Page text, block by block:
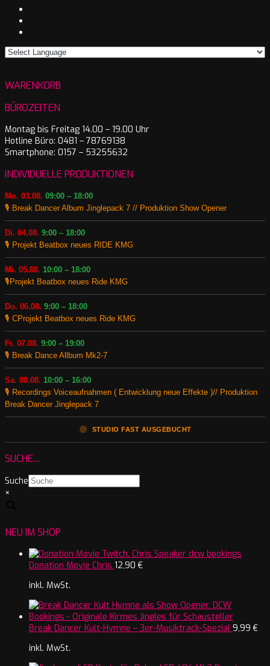
WARENKORB
BÜROZEITEN
Montag bis Freitag 14.00 – 19.00 Uhr
Hotline Büro: 0481 – 78769138
Smartphone: 0157 – 53255632
INDIVIDUELLE PRODUKTIONEN
Mo. 03.08. 09:00 – 18:00
🎙️ Break Dancer Album Jinglepack 7 // Produktion Show Opener
Di. 04.08. 9:00 – 18:00
🎙️ Projekt Beatbox neues RIDE KMG
Mi. 05.08. 10:00 – 18:00
🎙️Projekt Beatbox neues Ride KMG
Do. 06.08. 9:00 – 18:00
🎙️ CProjekt Beatbox neues Ride KMG
Fr. 07.08. 9:00 – 19:00
🎙️ Break Dance Allbum Mk2-7
Sa. 08.08. 10:00 – 16:00
🎙️ Recordings Voiceaufnahmen ( Entwicklung neue Effekte )// Produktion
Break Dancer Jinglepack 7
🟠 STUDIO FAST AUSGEBUCHT
SUCHE…
Suche
×
NEU IM SHOP
Donation Movie Chris 12,90 €
inkl. MwSt.
Break Dancer Kult-Hymne – 3er-Musiktrack-Spezial 9,99 €
inkl. MwSt.